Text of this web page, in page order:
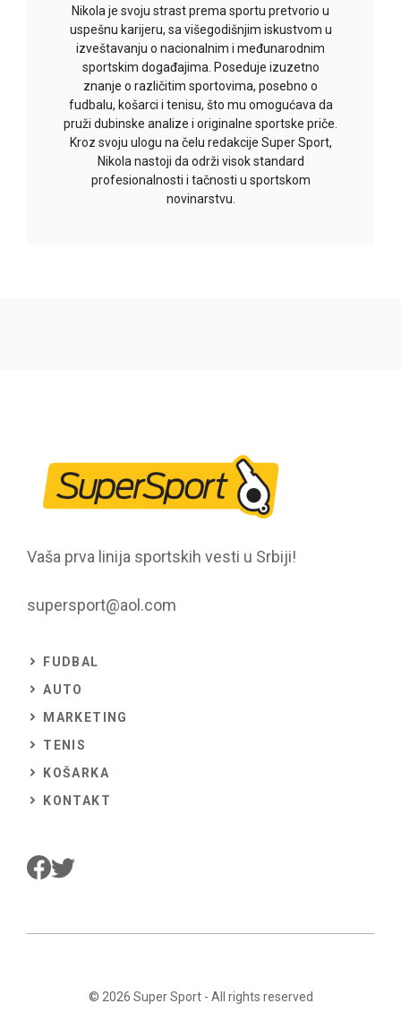
Nikola je svoju strast prema sportu pretvorio u
uspešnu karijeru, sa višegodišnjim iskustvom u
izveštavanju o nacionalnim i međunarodnim
sportskim događajima. Poseduje izuzetno
znanje o različitim sportovima, posebno o
fudbalu, košarci i tenisu, što mu omogućava da
pruži dubinske analize i originalne sportske priče.
Kroz svoju ulogu na čelu redakcije Super Sport,
Nikola nastoji da održi visok standard
profesionalnosti i tačnosti u sportskom
novinarstvu.
Vaša prva linija sportskih vesti u Srbiji!
supersport@aol.com
FUDBAL
AUTO
MARKETING
TENIS
KOŠARKA
KONTAKT
© 2026 Super Sport- All rights reserved